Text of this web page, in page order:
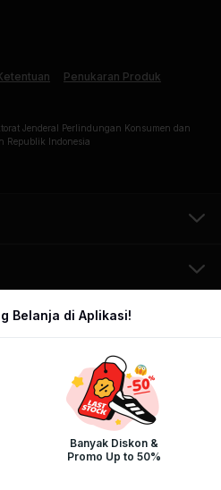
Belanja di Aplikasi!
Banyak Diskon &
Promo Up to 50%
Penukaran Produk
Jenderal Perlindungan Konsumen dan
Republik Indonesia